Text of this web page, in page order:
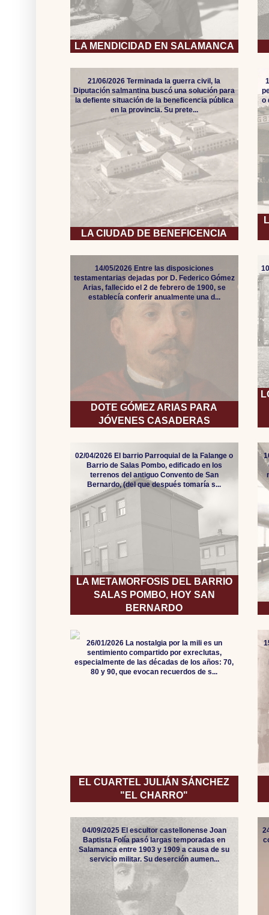
LA MENDICIDAD EN SALAMANCA
LA CIUDAD DE BENEFICENCIA
21/06/2026 Terminada la guerra civil, la
Diputación salmantina buscó una solución para
la defiente situación de la beneficencia pública
en la provincia. Su prete...
o
DOTE GÓMEZ ARIAS PARA
JÓVENES CASADERAS
14/05/2026 Entre las disposiciones
testamentarias dejadas por D. Federico Gómez
Arias, fallecido el 2 de febrero de 1900, se
establecía conferir anualmente una d...
LA METAMORFOSIS DEL BARRIO
SALAS POMBO, HOY SAN
BERNARDO
02/04/2026 El barrio Parroquial de la Falange o
Barrio de Salas Pombo, edificado en los
terrenos del antiguo Convento de San
Bernardo, (del que después tomaría s...
EL CUARTEL JULIÁN SÁNCHEZ
"EL CHARRO"
26/01/2026 La nostalgia por la mili es un
sentimiento compartido por exreclutas,
especialmente de las décadas de los años: 70,
80 y 90, que evocan recuerdos de s...
04/09/2025 El escultor castellonense Joan
Baptista Folía pasó largas temporadas en
Salamanca entre 1903 y 1909 a causa de su
servicio militar. Su deserción aumen...